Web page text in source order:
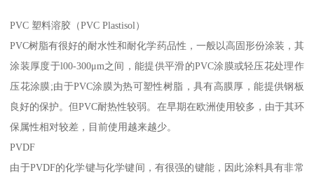
PVC 塑料溶胶（PVC Plastisol）
PVC树脂有很好的耐水性和耐化学药品性，一般以高固形份涂装，其
涂装厚度于l00-300μm之间，能提供平滑的PVC涂膜或轻压花处理作
压花涂膜;由于PVC涂膜为热可塑性树脂，具有高膜厚，能提供钢板
良好的保护。但PVC耐热性较弱。在早期在欧洲使用较多，由于其环
保属性相对较差，目前使用越来越少。
PVDF
由于PVDF的化学键与化学键间，有很强的键能，因此涂料具有非常